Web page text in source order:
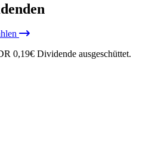
0,19€ Dividende ausgeschüttet.